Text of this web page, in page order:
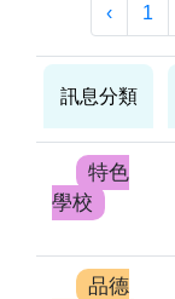
‹ 1
訊息分類
特色
學校
品德